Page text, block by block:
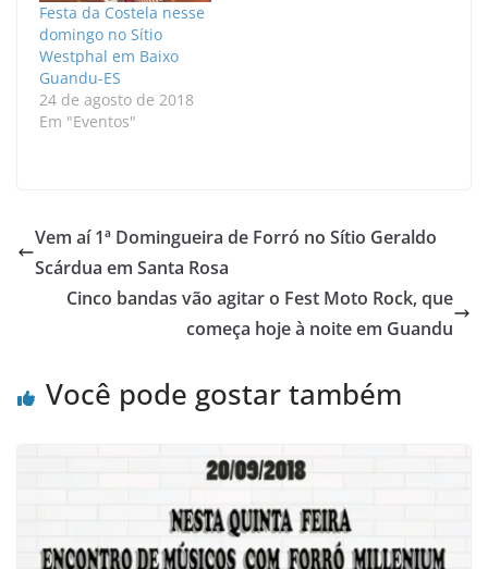
Festa da Costela nesse
domingo no Sítio
Westphal em Baixo
Guandu-ES
24 de agosto de 2018
Em "Eventos"
Vem aí 1ª Domingueira de Forró no Sítio Geraldo
Scárdua em Santa Rosa
Cinco bandas vão agitar o Fest Moto Rock, que
começa hoje à noite em Guandu
Você pode gostar também